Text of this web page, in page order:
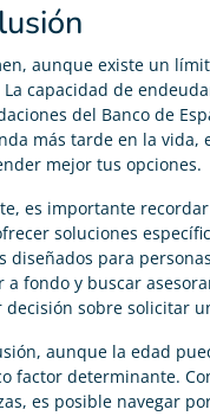
aunque existe un
capacidad de
del Banco de
más tarde en la vida,
mejor tus opciones.
es importante
soluciones
diseñados para
a fondo y buscar
decisión sobre solicitar
aunque la edad
factor determinante.
es posible navegar